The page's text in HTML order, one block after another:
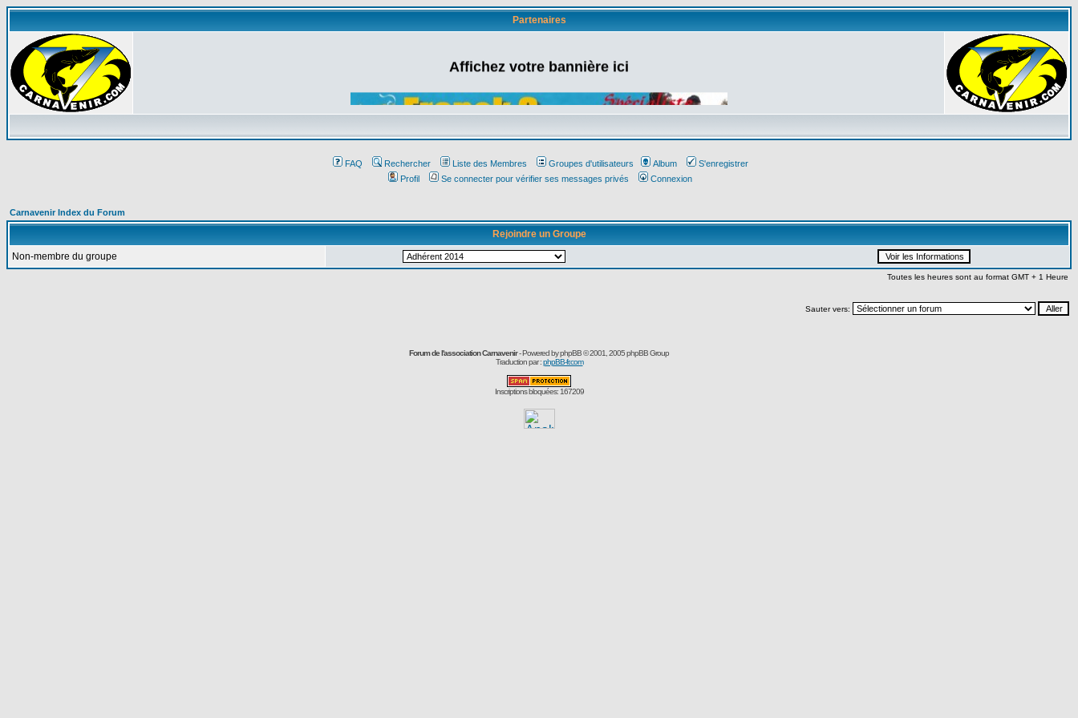
Partenaires
Affichez votre bannière ici
FAQ Rechercher Liste des Membres Groupes d'utilisateurs Album
S'enregistrer
Profil
Se connecter pour vérifier ses messages privés Connexion
Carnavenir Index du Forum
Rejoindre un Groupe
Non-membre du groupe
Toutes les heures sont au format GMT + 1 Heure
Sauter vers:
Forum de l'association Carnavenir- Powered byphpBB© 2001, 2005 phpBB Group
Traduction par :phpBB-fr.com
Inscriptions bloquées: 167209